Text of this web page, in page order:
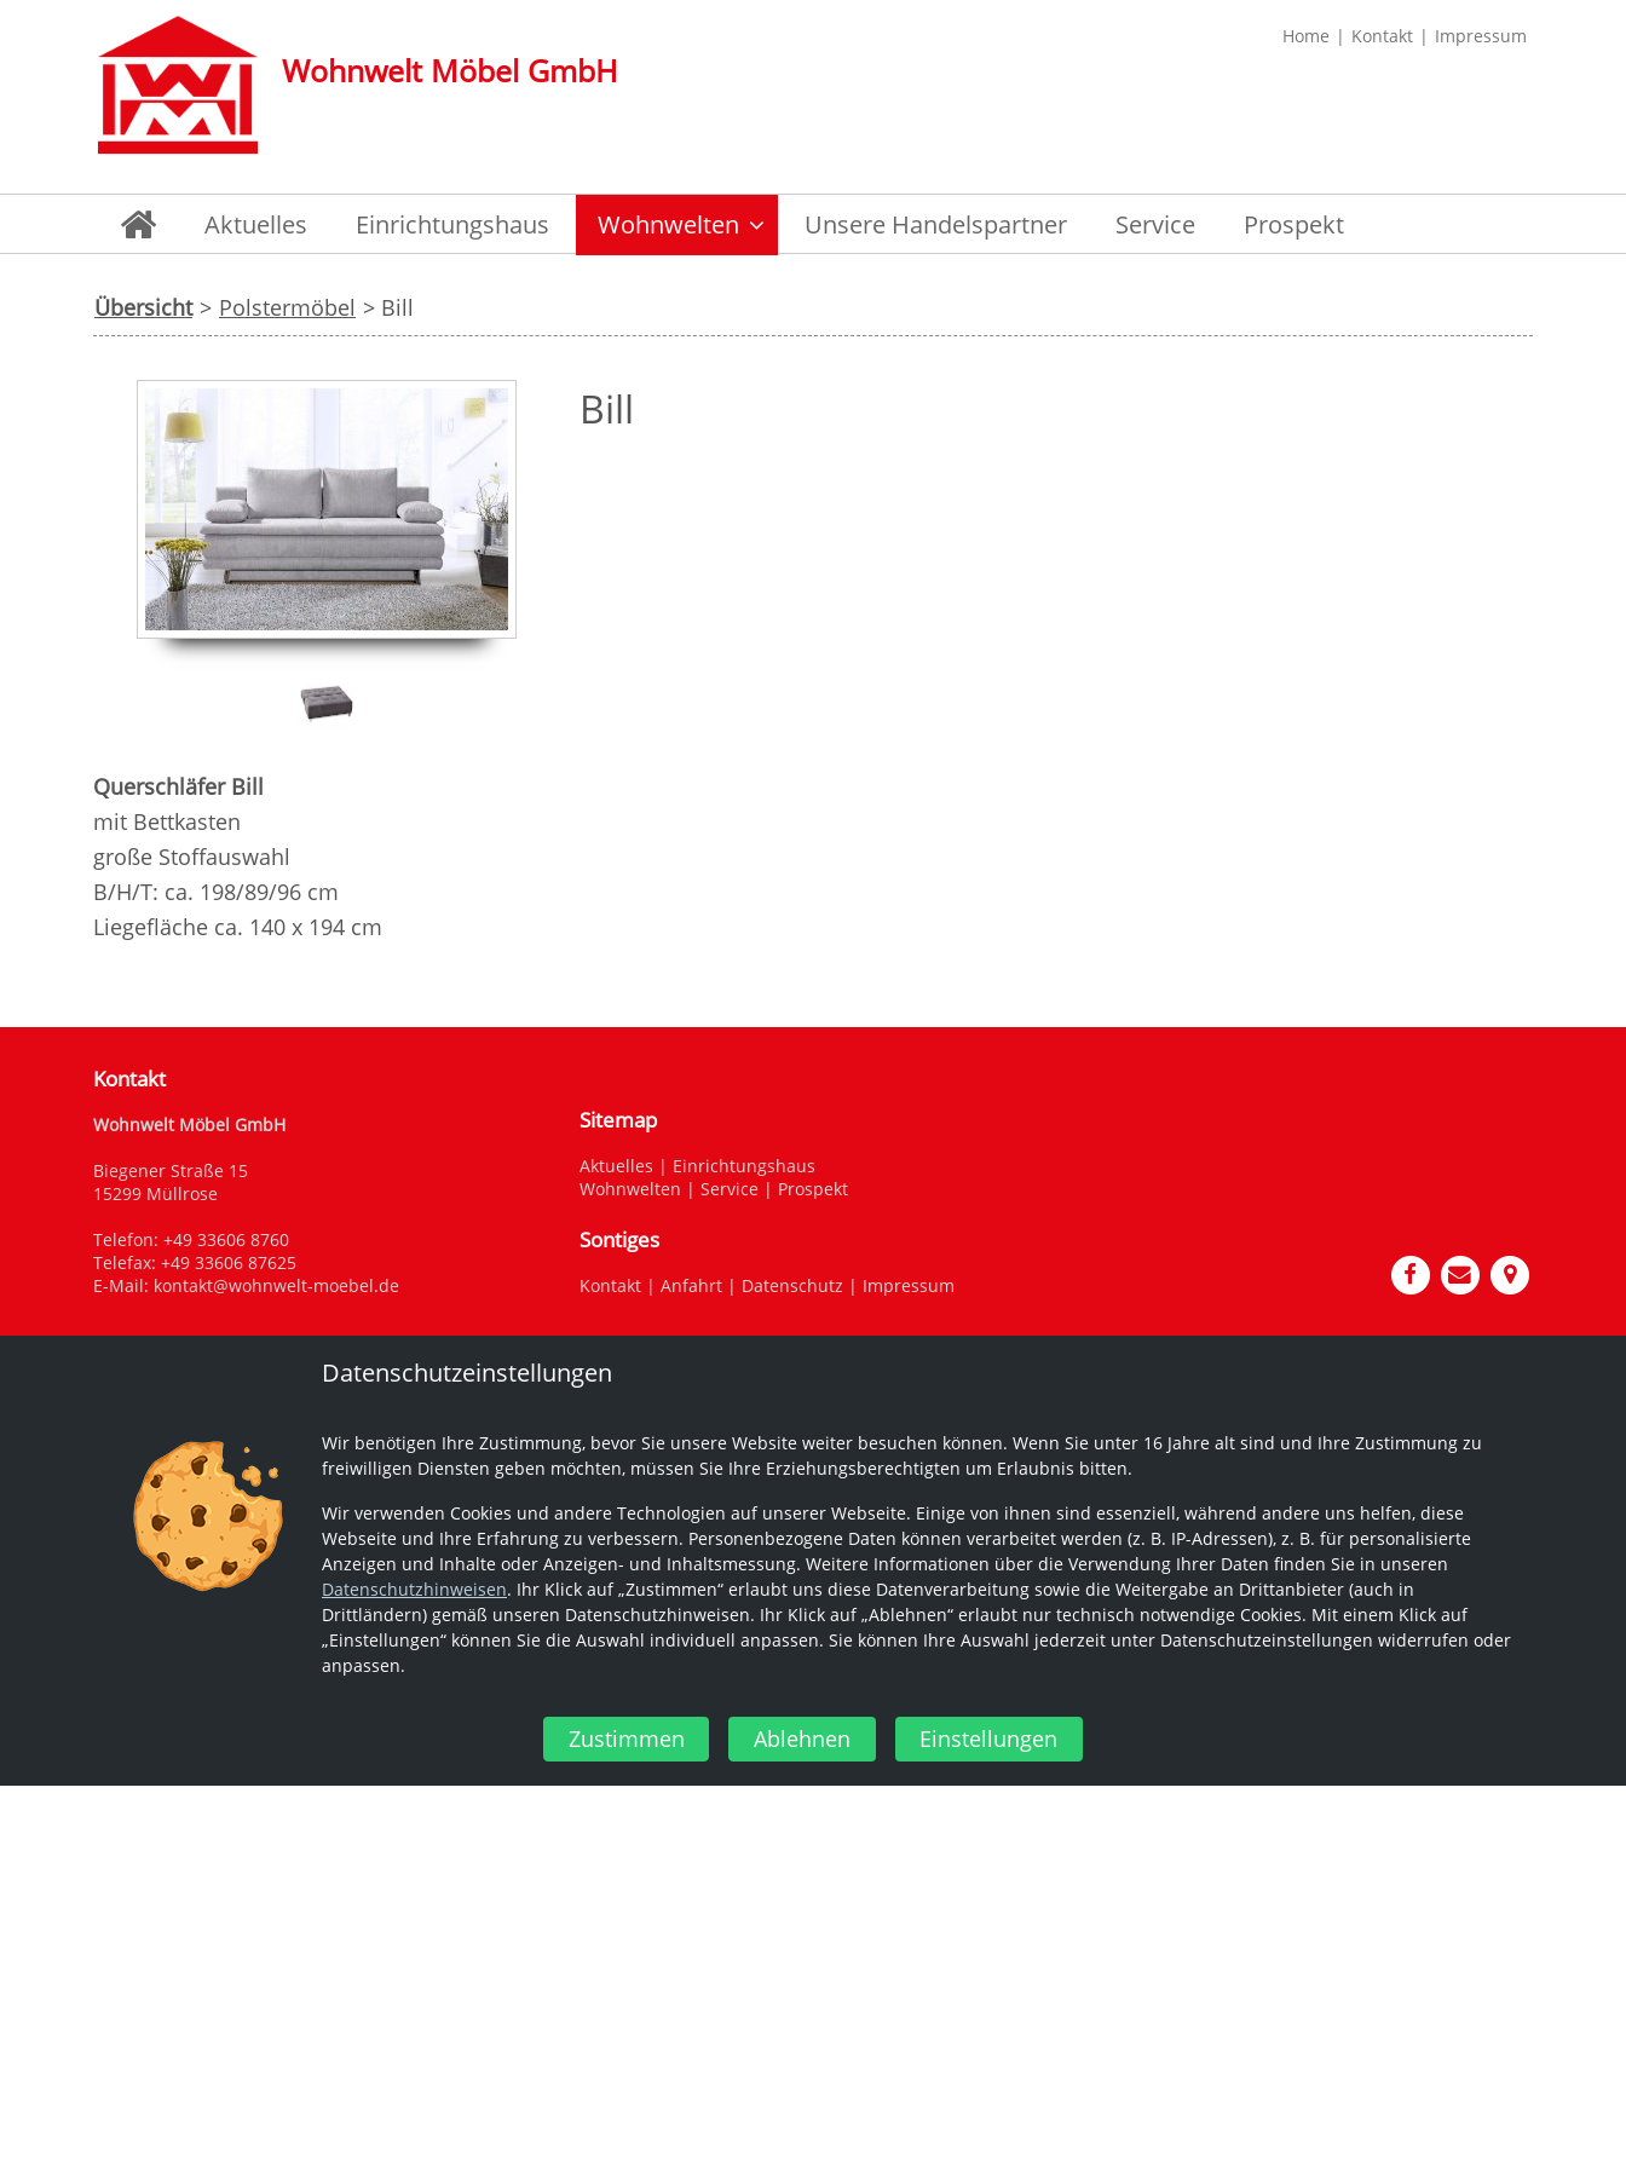
Home Kontakt Impressum
Wohnwelt Möbel GmbH
Aktuelles Einrichtungshaus Wohnwelten Unsere Handelspartner Service Prospekt
Übersicht > Polstermöbel > Bill
Bill
Querschläfer Bill
mit Bettkasten
große Stoffauswahl
B/H/T: ca. 198/89/96 cm
Liegefläche ca. 140 x 194 cm
Kontakt
Wohnwelt Möbel GmbH
Biegener Straße 15
15299 Müllrose
Telefon: +49 33606 8760
Telefax: +49 33606 87625
E-Mail: kontakt@wohnwelt-moebel.de
Sitemap
Aktuelles | Einrichtungshaus
Wohnwelten | Service | Prospekt
Sontiges
Kontakt| Anfahrt| Datenschutz | Impressum
Datenschutzeinstellungen
Wir benötigen Ihre Zustimmung, bevor Sie unsere Website weiter besuchen können. Wenn Sie unter 16 Jahre alt sind und Ihre Zustimmung zu
freiwilligen Diensten geben möchten, müssen Sie Ihre Erziehungsberechtigten um Erlaubnis bitten.
Wir verwenden Cookies und andere Technologien auf unserer Webseite. Einige von ihnen sind essenziell, während andere uns helfen, diese
Webseite und Ihre Erfahrung zu verbessern. Personenbezogene Daten können verarbeitet werden (z. B. IP-Adressen), z. B. für personalisierte
Anzeigen und Inhalte oder Anzeigen- und Inhaltsmessung. Weitere Informationen über die Verwendung Ihrer Daten finden Sie in unseren
Datenschutzhinweisen. Ihr Klick auf „Zustimmen“ erlaubt uns diese Datenverarbeitung sowie die Weitergabe an Drittanbieter (auch in
Drittländern) gemäß unseren Datenschutzhinweisen. Ihr Klick auf „Ablehnen“ erlaubt nur technisch notwendige Cookies. Mit einem Klick auf
„Einstellungen“ können Sie die Auswahl individuell anpassen. Sie können Ihre Auswahl jederzeit unter Datenschutzeinstellungen widerrufen oder
anpassen.
Zustimmen Ablehnen Einstellungen